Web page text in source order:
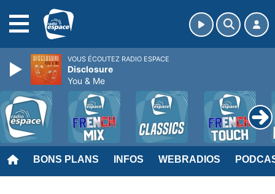
BONS PLANS INFOS WEBRADIOS
VOUS ÉCOUTEZ RADIO ESPACE
Disclosure
You & Me